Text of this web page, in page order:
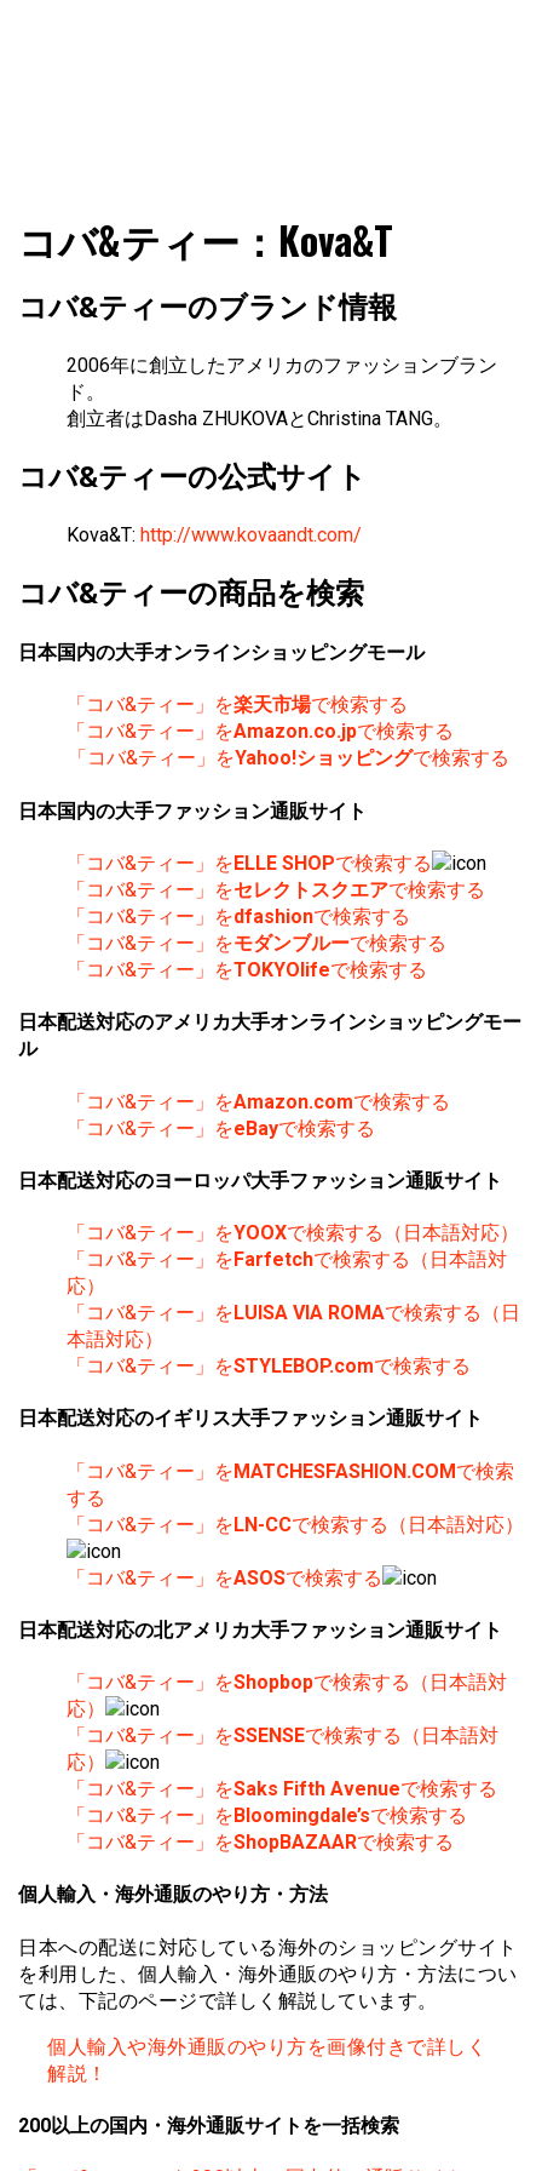
ファショコン通信
ッションとモードを分析するファッション情報サイトです
コバ&ティー：Kova&T
コバ&ティーのブランド情報
2006年に創立したアメリカのファッションブラン
ド。
創立者はDasha ZHUKOVAとChristina TANG。
コバ&ティーの公式サイト
Kova&T: http://www.kovaandt.com/
コバ&ティーの商品を検索
日本国内の大手オンラインショッピングモール
「コバ&ティー」を楽天市場で検索する
「コバ&ティー」をAmazon.co.jpで検索する
「コバ&ティー」をYahoo!ショッピングで検索する
日本国内の大手ファッション通販サイト
「コバ&ティー」をELLE SHOPで検索する
「コバ&ティー」をセレクトスクエアで検索する
「コバ&ティー」をdfashionで検索する
「コバ&ティー」をモダンブルーで検索する
「コバ&ティー」をTOKYOlifeで検索する
日本配送対応のアメリカ大手オンラインショッピングモー
ル
「コバ&ティー」をAmazon.comで検索する
「コバ&ティー」をeBayで検索する
日本配送対応のヨーロッパ大手ファッション通販サイト
「コバ&ティー」をYOOXで検索する（日本語対応）
「コバ&ティー」をFarfetchで検索する（日本語対
応）
「コバ&ティー」をLUISA VIA ROMAで検索する（日
本語対応）
「コバ&ティー」をSTYLEBOP.comで検索する
日本配送対応のイギリス大手ファッション通販サイト
「コバ&ティー」をMATCHESFASHION.COMで検索
する
「コバ&ティー」をLN-CCで検索する（日本語対応）
「コバ&ティー」をASOSで検索する
日本配送対応の北アメリカ大手ファッション通販サイト
「コバ&ティー」をShopbopで検索する（日本語対
応）
「コバ&ティー」をSSENSEで検索する（日本語対
応）
「コバ&ティー」をSaks Fifth Avenueで検索する
「コバ&ティー」をBloomingdale’sで検索する
「コバ&ティー」をShopBAZAARで検索する
個人輸入・海外通販のやり方・方法
日本への配送に対応している海外のショッピングサイト
を利用した、個人輸入・海外通販のやり方・方法につい
ては、下記のページで詳しく解説しています。
個人輸入や海外通販のやり方を画像付きで詳しく
解説！
200以上の国内・海外通販サイトを一括検索